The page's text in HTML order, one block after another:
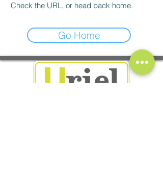
Check the URL, or head back home.
Go Home